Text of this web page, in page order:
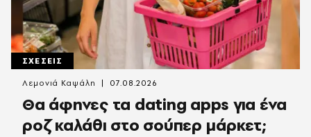
ΣΧΕΣΕΙΣ
Θα άφηνες τα dating apps για ένα
ροζ καλάθι στο σούπερ μάρκετ;
Λεμονιά Καψάλη 07.08.2026